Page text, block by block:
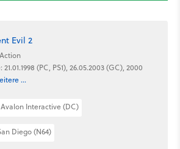
Evil 2
21.01.1998 (PC, PS1), 26.05.2003 (GC), 2000
...
Interactive (DC)
Diego (N64)